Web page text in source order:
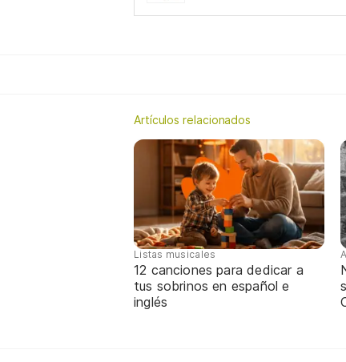
Artículos relacionados
Listas musicales
12 canciones para dedicar a
tus sobrinos en español e
inglés